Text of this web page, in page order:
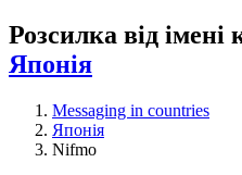
Розсилка від імені
Японія
Messaging in countries
Японія
Nifmo